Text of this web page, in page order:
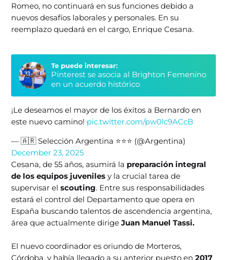
Romeo, no continuará en sus funciones debido a
nuevos desafíos laborales y personales. En su
reemplazo quedará en el cargo, Enrique Cesana.
Te puede interesar:
Pinterest se asocia al Brighton Femenino
en un acuerdo histórico
¡Le deseamos el mayor de los éxitos a Bernardo en
este nuevo camino! pic.twitter.com/pw0lc9ACcB
— 🇦🇷 Selección Argentina ⭐⭐⭐ (@Argentina)
December 23, 2025
Cesana, de 55 años, asumirá la preparación integral
de los equipos juveniles y la crucial tarea de
supervisar elscouting. Entre sus responsabilidades
estará el control del Departamento que opera en
España buscando talentos de ascendencia argentina,
área que actualmente dirigeJuan Manuel Tassi.
El nuevo coordinador es oriundo de Morteros,
Córdoba, y había llegado a su anterior puesto en2017